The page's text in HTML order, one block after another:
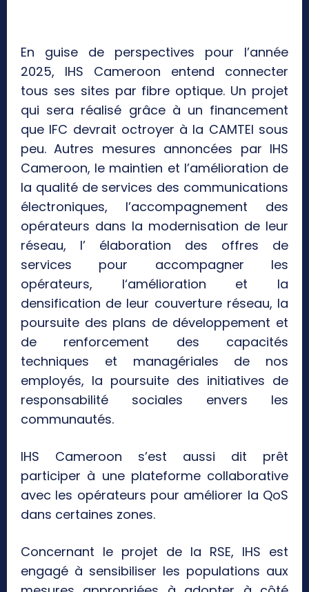
En guise de perspectives pour l’année
2025, IHS Cameroon entend connecter
tous ses sites par fibre optique. Un projet
qui sera réalisé grâce à un financement
que IFC devrait octroyer à la CAMTEl sous
peu. Autres mesures annoncées par IHS
Cameroon, le maintien et l’amélioration de
la qualité de services des communications
électroniques, l’accompagnement des
opérateurs dans la modernisation de leur
réseau, l’ élaboration des offres de
services pour accompagner les
opérateurs, l‘amélioration et la
densification de leur couverture réseau, la
poursuite des plans de développement et
de renforcement des capacités
techniques et managériales de nos
employés, la poursuite des initiatives de
responsabilité sociales envers les
communautés.
IHS Cameroon s’est aussi dit prêt
participer à une plateforme collaborative
avec les opérateurs pour améliorer la QoS
dans certaines zones.
Concernant le projet de la RSE, IHS est
engagé à sensibiliser les populations aux